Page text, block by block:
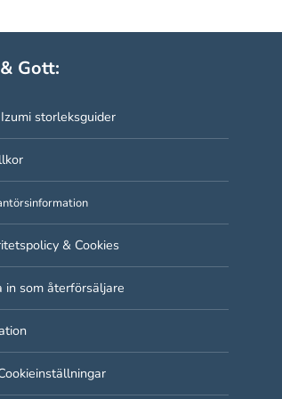
Gott:
storleksguider
& Cookies
in som återförsäljare